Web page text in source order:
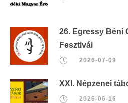
26. Egressy Béni
Fesztivál
2026-07-09
XXI. Népzenei
2026-06-16